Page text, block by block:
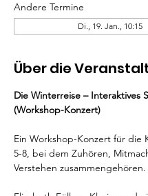
Andere Termine
Di., 19. Jan., 10:15
Über die
Die Winterreise – Interaktives
(Workshop-Konzert)
Ein Workshop-Konzert für die
5-8, bei dem Zuhören,
Verstehen zusammengehören.